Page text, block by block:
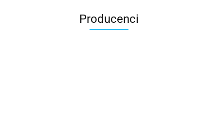
Producenci